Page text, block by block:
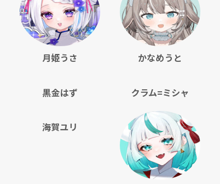
月姫うさ かなめうと
黒金はず クラム=ミシャ
海賀ユリ